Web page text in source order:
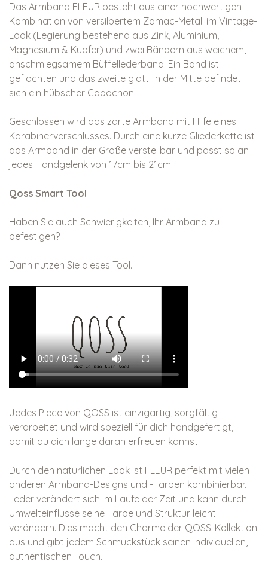
Das Armband FLEUR besteht aus einer hochwertigen
Kombination von versilbertem Zamac-Metall im Vintage-
Look (Legierung bestehend aus Zink, Aluminium,
Magnesium & Kupfer) und zwei Bändern aus weichem,
anschmiegsamem Büffellederband. Ein Band ist
geflochten und das zweite glatt. In der Mitte befindet
sich ein hübscher Cabochon.
Geschlossen wird das zarte Armband mit Hilfe eines
Karabinerverschlusses. Durch eine kurze Gliederkette ist
das Armband in der Größe verstellbar und passt so an
jedes Handgelenk von 17cm bis 21cm.
Qoss Smart Tool
Haben Sie auch Schwierigkeiten, Ihr Armband zu
befestigen?
Dann nutzen Sie dieses Tool.
Jedes Piece von QOSS ist einzigartig, sorgfältig
verarbeitet und wird speziell für dich handgefertigt,
damit du dich lange daran erfreuen kannst.
Durch den natürlichen Look ist FLEUR perfekt mit vielen
anderen Armband-Designs und -Farben kombinierbar.
Leder verändert sich im Laufe der Zeit und kann durch
Umwelteinflüsse seine Farbe und Struktur leicht
verändern. Dies macht den Charme der QOSS-Kollektion
aus und gibt jedem Schmuckstück seinen individuellen,
authentischen Touch.